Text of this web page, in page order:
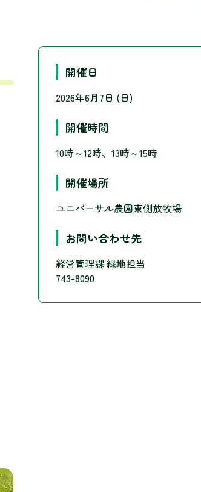
開催日
2026年6月7日 (日)
開催時間
10時～12時、13時～15時
開催場所
ユニバーサル農園東側放牧場
お問い合わせ先
経営管理課 緑地担当
743-8090